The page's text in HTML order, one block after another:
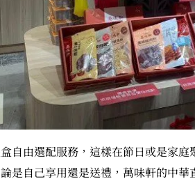
自由選配服務，這樣在節日或是家
是自己享用還是送禮，萬味軒的中華